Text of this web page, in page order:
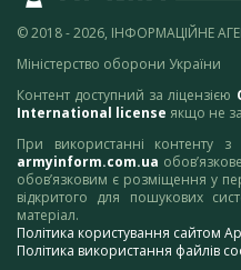
© 2018 - 2026, ІНФОРМАЦІЙНЕ
Міністерство оборони України
Контент доступний за ліцензією
International license якщо не
При використанні контенту
armyinform.com.ua
обов’язковим є розміщення у
відкритого для пошукових
матеріал.
Політика користування сайтом
Політика використання файлів